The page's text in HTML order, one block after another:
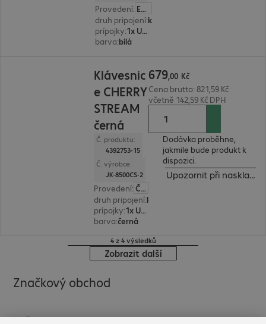
Provedení:
Evropa (anglicky)
druh pripojení: kabelové
prípojky:
1x USB typ A
barva:bílá
Klávesnic
e CHERRY
STREAM
černá
Č. produktu:
4392753-15
Č. výrobce:
JK-8500CS-2
Provedení:
Česká
druh pripojení:
prípojky:
1x USB typ A
barva:černá
679,00 Kč
Cena brutto: 821,59 Kč
včetně 142,59 Kč DPH
Dodávka proběhne,
jakmile bude produkt k
dispozici.
Upozornit při
4 z 4 výsledků
Zobrazit další
Značkový obchod